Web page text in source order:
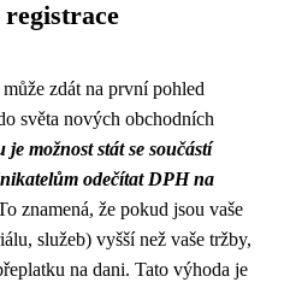
zdát na první pohled
světa nových obchodních
možnost stát se součástí
odečítat DPH na
znamená, že pokud jsou vaše
služeb) vyšší než vaše tržby,
na dani. Tato výhoda je